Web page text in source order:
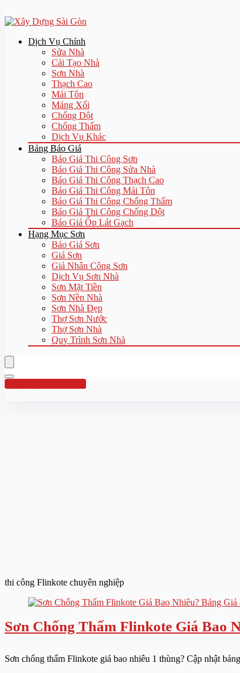
Dịch Vụ Chính
Sửa Nhà
Cải Tạo Nhà
Sơn Nhà
Thạch Cao
Mái Tôn
Máng Xối
Chống Dột
Chống Thấm
Dịch Vụ Khác
Bảng Báo Giá
Báo Giá Thi Công Sơn
Báo Giá Thi Công Sửa Nhà
Báo Giá Thi Công Thạch Cao
Báo Giá Thi Công Mái Tôn
Báo Giá Thi Công Chống Thấm
Báo Giá Thi Công Chống Dột
Báo Giá Ốp Lát Gạch
Hạng Mục Sơn
Báo Giá Sơn
Giá Sơn
Giá Nhân Công Sơn
Dịch Vụ Sơn Nhà
Sơn Mặt Tiền
Sơn Nền Nhà
Sơn Nhà Đẹp
Thợ Sơn Nước
Thợ Sơn Nhà
Quy Trình Sơn Nhà
Hotline:0961 894 472
thi công Flinkote chuyên nghiệp
Sơn Chống Thấm Flinkote Giá Bao
Sơn chống thấm Flinkote giá bao nhiêu 1 thùng? Cập nhật